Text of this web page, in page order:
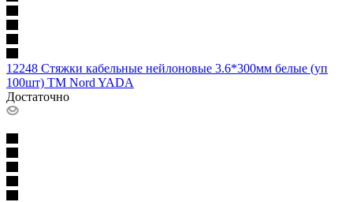
12248 Стяжки кабельные нейлоновые 3.6*300мм белые (уп
100шт) ТM Nord YADA
Достаточно